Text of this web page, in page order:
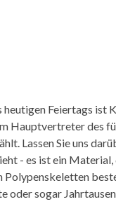
heutigen Feiertags ist
Hauptvertreter des
Lassen Sie uns
- es ist ein Material,
Polypenskeletten
oder sogar